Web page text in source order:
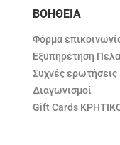
ΒΟΗΘΕΙΑ
Φόρμα
Εξυπηρέτηση
Συχνές ερωτήσεις
Διαγωνισμοί
Gift Cards